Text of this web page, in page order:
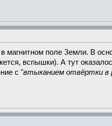
магнитном поле Земли. В
вспышки). А тут
с "втыканием отвёртки в